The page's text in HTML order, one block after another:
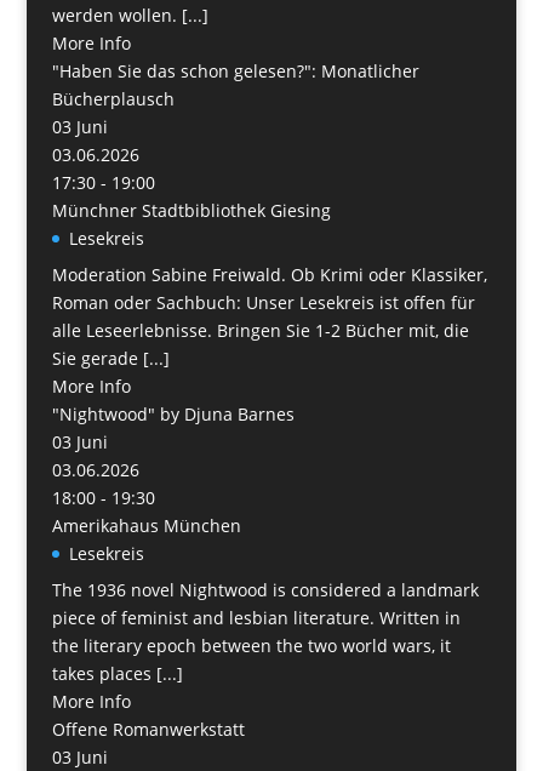
werden wollen. [...]
More Info
"Haben Sie das schon gelesen?": Monatlicher
Bücherplausch
03 Juni
03.06.2026
17:30 - 19:00
Münchner Stadtbibliothek Giesing
Lesekreis
Moderation Sabine Freiwald. Ob Krimi oder Klassiker,
Roman oder Sachbuch: Unser Lesekreis ist offen für
alle Leseerlebnisse. Bringen Sie 1-2 Bücher mit, die
Sie gerade [...]
More Info
"Nightwood" by Djuna Barnes
03 Juni
03.06.2026
18:00 - 19:30
Amerikahaus München
Lesekreis
The 1936 novel Nightwood is considered a landmark
piece of feminist and lesbian literature. Written in
the literary epoch between the two world wars, it
takes places [...]
More Info
Offene Romanwerkstatt
03 Juni